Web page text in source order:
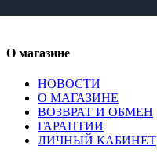
О магазине
НОВОСТИ
О МАГАЗИНЕ
ВОЗВРАТ И ОБМЕН
ГАРАНТИИ
ЛИЧНЫЙ КАБИНЕТ